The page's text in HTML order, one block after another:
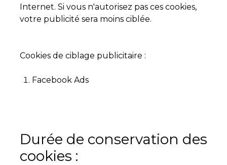
Internet. Si vous n'autorisez pas ces cookies,
votre publicité sera moins ciblée.
Cookies de ciblage publicitaire :
Facebook Ads
Durée de conservation des
cookies :